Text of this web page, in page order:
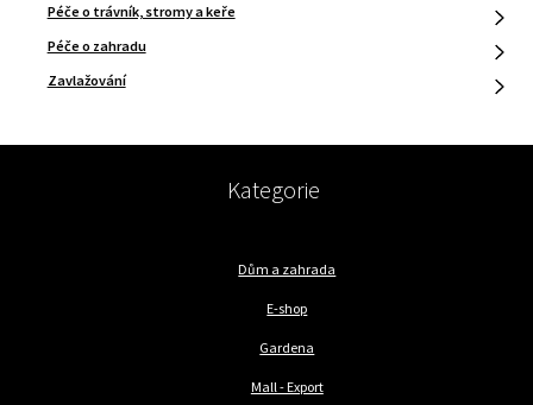
Péče o trávník, stromy a keře
Péče o zahradu
Zavlažování
Kategorie
Dům a zahrada
E-shop
Gardena
Mall - Export